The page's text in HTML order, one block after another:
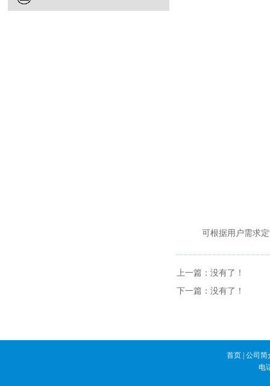
可根据用户需求定制
上一篇：没有了！
下一篇：没有了！
首页 公司简
电